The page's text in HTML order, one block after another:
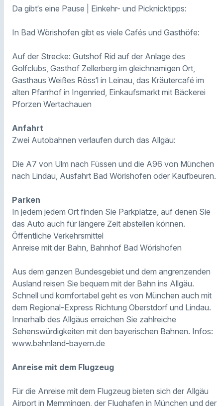
Da gibt‘s eine Pause | Einkehr- und Picknicktipps:
In Bad Wörishofen gibt es viele Cafés und Gasthöfe:
Auf der Strecke: Gutshof Rid auf der Anlage des
Golfclubs, Gasthof Zellerberg im gleichnamigen Ort,
Gasthaus Weißes Röss‘l in Leinau, das Kräutercafé im
alten Pfarrhof in Ingenried, Einkaufsmarkt mit Bäckerei
Pforzen Wertachauen
Anfahrt
Zwei Autobahnen verlaufen durch das Allgäu:
Die A7 von Ulm nach Füssen und die A96 von München
nach Lindau, Ausfahrt Bad Wörishofen oder Kaufbeuren.
Parken
In jedem jedem Ort finden Sie Parkplätze, auf denen Sie
das Auto auch für längere Zeit abstellen können.
Öffentliche Verkehrsmittel
Anreise mit der Bahn, Bahnhof Bad Wörishofen
Aus dem ganzen Bundesgebiet und dem angrenzenden
Ausland reisen Sie bequem mit der Bahn ins Allgäu.
Schnell und komfortabel geht es von München auch mit
dem Regional-Express Richtung Oberstdorf und Lindau.
Innerhalb des Allgäus erreichen Sie zahlreiche
Sehenswürdigkeiten mit den bayerischen Bahnen. Infos:
www.bahnland-bayern.de
Anreise mit dem Flugzeug
Für die Anreise mit dem Flugzeug bieten sich der Allgäu
Airport in Memmingen, der Flughafen in München und der